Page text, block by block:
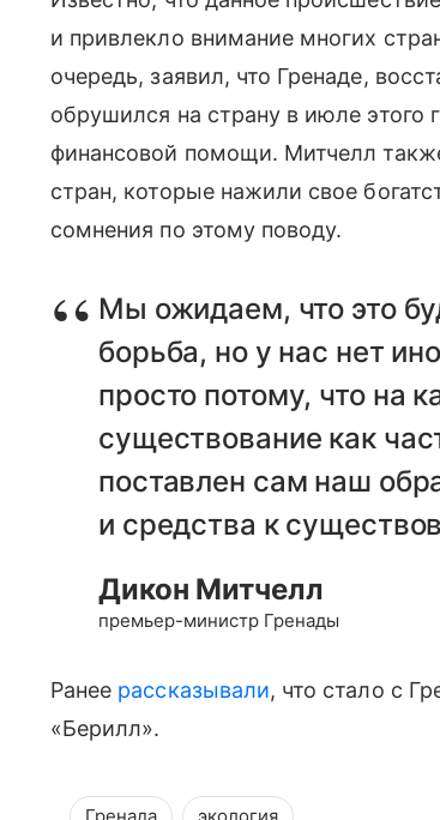
и привлекло внимание многих
очередь, заявил, что Гренаде,
обрушился на страну в июле
финансовой помощи. Митчелл
стран, которые нажили свое
сомнения по этому поводу.
Мы ожидаем, что это
борьба, но у нас нет
просто потому, что на
существование как
поставлен сам наш
и средства к
Дикон Митчелл
премьер-министр Гренады
Ранее рассказывали, что стало с
«Берилл».